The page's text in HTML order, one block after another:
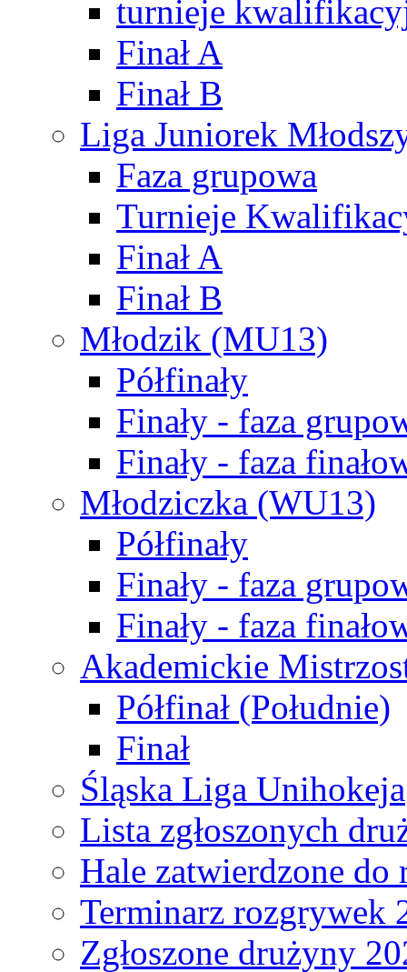
turnieje
Finał A
Finał B
Liga Juniorek
Faza grupowa
Turnieje
Finał A
Finał B
Młodzik (MU13)
Półfinały
Finały - faza
Finały - faza
Młodziczka (WU13)
Półfinały
Finały - faza
Finały - faza
Akademickie
Półfinał (Południe)
Finał
Śląska Liga Unihokeja
Lista zgłoszonych
Hale zatwierdzone do
Terminarz rozgrywek
Zgłoszone drużyny